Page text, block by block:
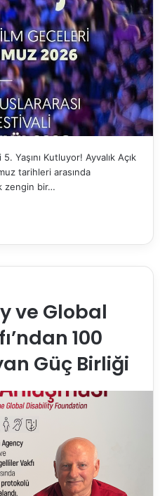
Yaşını Kutluyor! Ayvalık Açık
tarihleri arasında
zengin bir…
ve Global
100
Güç Birliği